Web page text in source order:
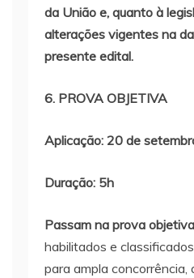
da União e, quanto à
alterações vigentes na
presente edital.
6. PROVA OBJETIVA
Aplicação: 20 de
Duração: 5h
Passam na prova objetiva
habilitados e
para ampla concorrência,